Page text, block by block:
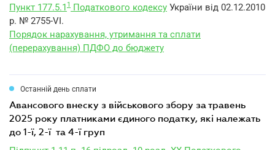
Пункт 177.5.1 1 Податкового кодексу України від 02.12.2010
р. № 2755-VI.
Порядок нарахування, утримання та сплати
(перерахування) ПДФО до бюджету
Останній день сплати
авансового внеску з військового збору за травень
2025 року платниками єдиного податку, які належать
до 1-ї, 2-ї та 4-ї груп